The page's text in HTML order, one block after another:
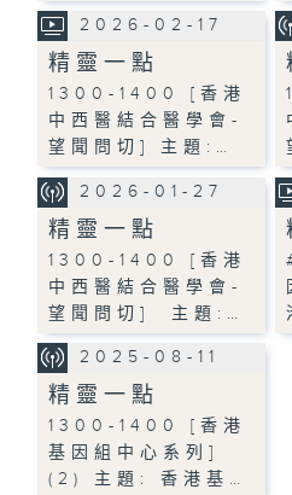
2026-02-17
精靈一點
1300-1400 [香港
中西醫結合醫學會-
望聞問切] 主題:…
2026-01-27
精靈一點
1300-1400 [香港
中西醫結合醫學會-
望聞問切] 主題:…
2025-08-11
精靈一點
1300-1400 [香港
基因組中心系列]
(2) 主題: 香港基…